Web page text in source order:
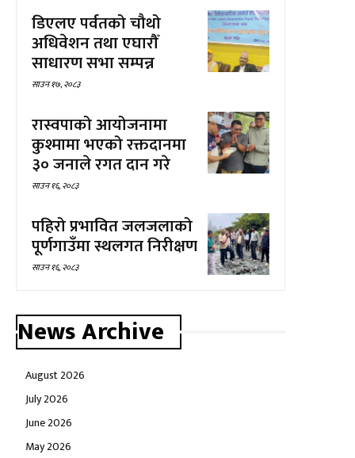
डिएलए पर्वतको चौथो
अधिवेशन तथा एघारौँ
साधारण सभा सम्पन्न
साउन १७, २०८३
रास्वपाको आयोजनामा
कुश्मामा भएको रक्तदानमा
३० जनाले रगत दान गरे
साउन १६, २०८३
पहिरो प्रभावित जलजलाको
पूर्णगाउँमा स्थलगत निरीक्षण
साउन १६, २०८३
News Archive
August 2026
July 2026
June 2026
May 2026